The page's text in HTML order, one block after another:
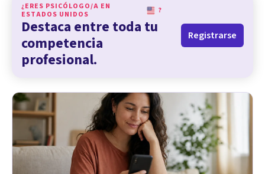
¿ERES PSICÓLOGO/A EN
ESTADOS UNIDOS
?
Destaca entre toda tu
competencia
profesional.
Registrarse